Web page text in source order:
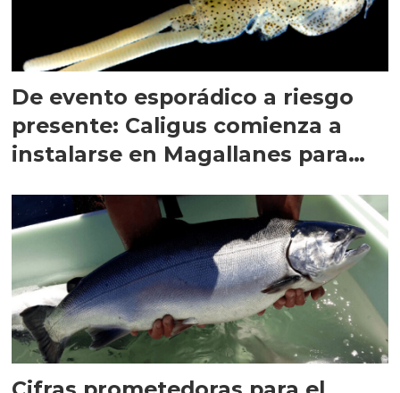
De evento esporádico a riesgo
presente: Caligus comienza a
instalarse en Magallanes para